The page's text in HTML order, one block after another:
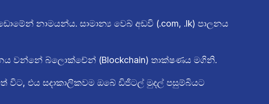
නාමයන්ය. සාමාන්‍ය වෙබ් අඩවි (.com, .lk) පාලනය
වන්නේ බ්ලොක්චේන් (Blockchain) තාක්ෂණය මගිනි.
විට, එය සදාකාලිකවම ඔබේ ඩිජිටල් මුදල් පසුම්බියට